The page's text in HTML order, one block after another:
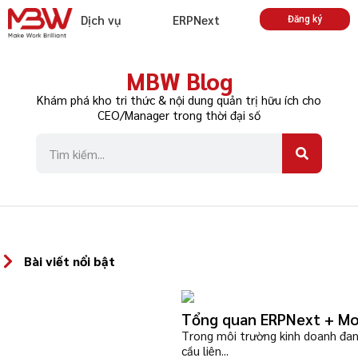
Dịch vụ ERPNext Đăng ký
MBW Blog
Khám phá kho tri thức & nội dung quản trị hữu ích cho
CEO/Manager trong thời đại số
Bài viết nổi bật
Tổng quan ERPNext +
Trong môi trường kinh doanh
cầu liên...